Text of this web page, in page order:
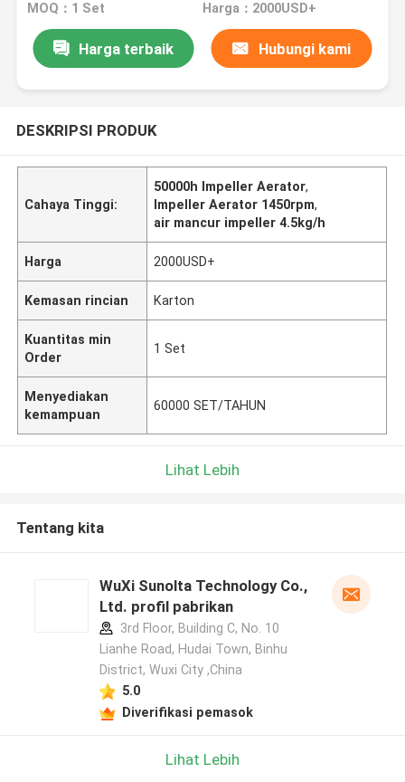
MOQ：1 Set Harga：2000USD+
Harga terbaik Hubungi kami
DESKRIPSI PRODUK
Cahaya Tinggi:
50000h Impeller Aerator,
Impeller Aerator 1450rpm,
air mancur impeller 4.5kg/h
Harga 2000USD+
Kemasan rincian Karton
Kuantitas min
Order
1 Set
Menyediakan
kemampuan
60000 SET/TAHUN
Lihat Lebih
Tentang kita
WuXi Sunolta Technology Co.,
Ltd. profil pabrikan
3rd Floor, Building C, No. 10
Lianhe Road, Hudai Town, Binhu
District, Wuxi City ,China
5.0
Diverifikasi pemasok
Lihat Lebih